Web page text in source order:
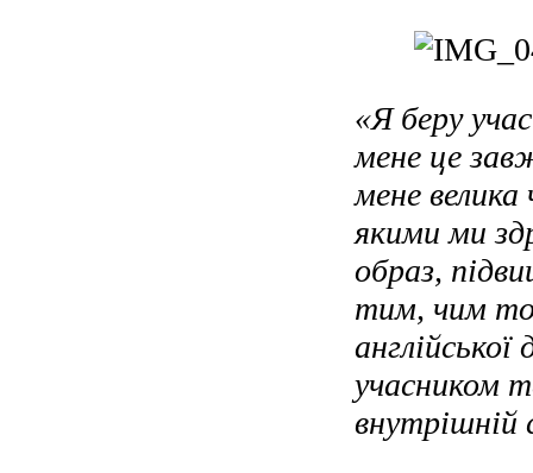
«Я беру
мене це
мене
якими ми
образ,
тим, чим
учасником
внутрішній